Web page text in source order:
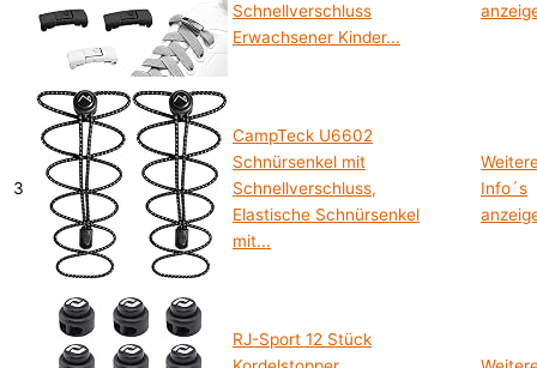
Schnellverschluss
Erwachsener Kinder...
3
CampTeck U6602
Schnürsenkel mit
Schnellverschluss,
Elastische Schnürsenkel
mit...
Info´s
RJ-Sport 12 Stück